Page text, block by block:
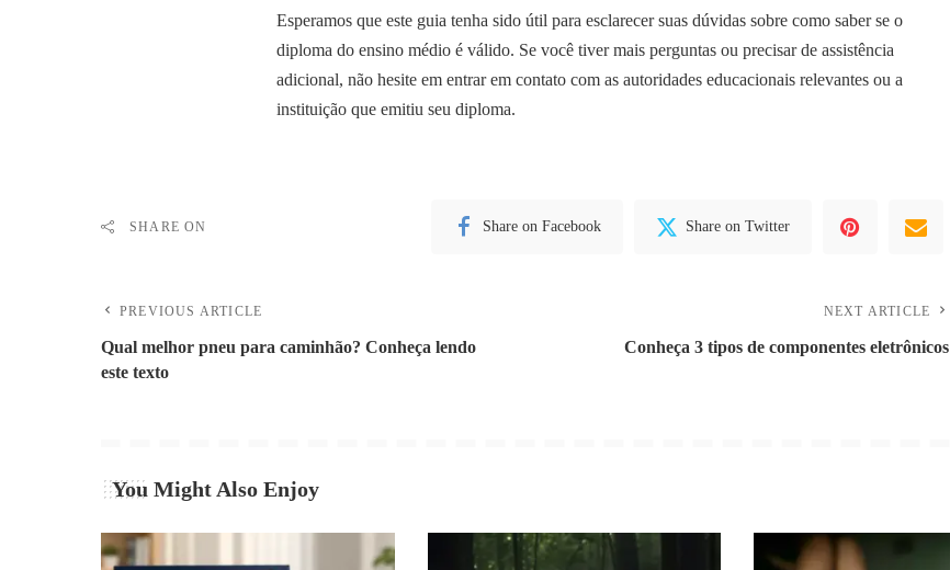
Esperamos que este guia tenha sido útil para esclarecer suas dúvidas sobre como saber se o
diploma do ensino médio é válido. Se você tiver mais perguntas ou precisar de assistência
adicional, não hesite em entrar em contato com as autoridades educacionais relevantes ou a
instituição que emitiu seu diploma.
SHARE ON Share on Facebook Share on Twitter
PREVIOUS ARTICLE
Qual melhor pneu para caminhão? Conheça lendo
este texto
NEXT ARTICLE
Conheça 3 tipos de componentes eletrônicos
You Might Also Enjoy